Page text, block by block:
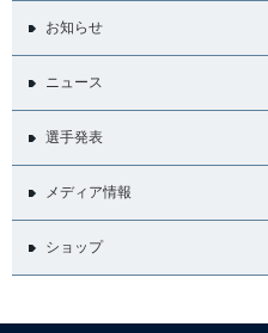
お知らせ
ニュース
選手発表
メディア情報
ショップ